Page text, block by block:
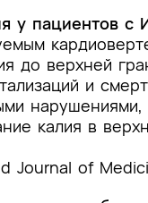
у пациентов с
до верхней
и
нарушениями,
калия в
Journal of